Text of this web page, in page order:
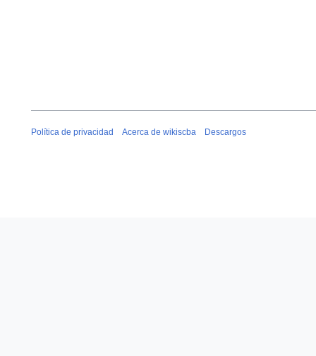
Política de privacidad Acerca de wikiscba Descargos